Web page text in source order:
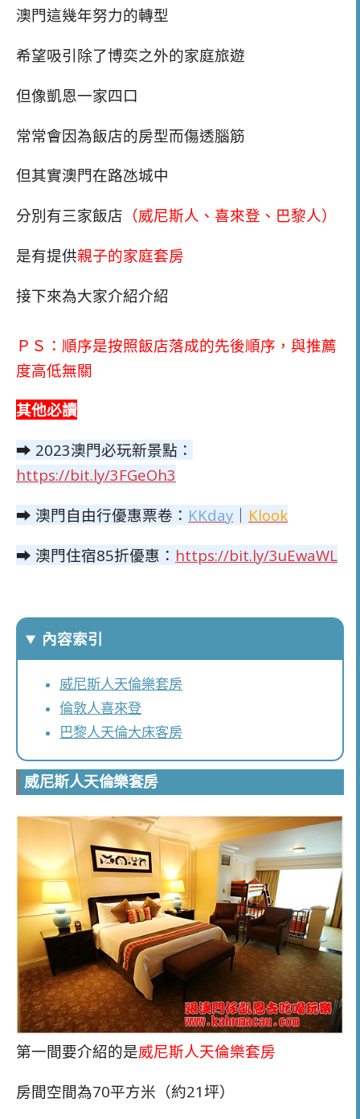
澳門這幾年努力的轉型
希望吸引除了博奕之外的家庭旅遊
但像凱恩一家四口
常常會因為飯店的房型而傷透腦筋
但其實澳門在路氹城中
分別有三家飯店 （威尼斯人 、喜來登、巴黎人）
是有提供親子的家庭套房
接下來為大家介紹介紹
ＰＳ：順序是按照飯店落成的先後順序，與推薦
度高低無關
其他必讀
➡ 2023澳門必玩新景點：
https://bit.ly/3FGeOh3
➡ 澳門自由行優惠票卷： KKday ｜ Klook
➡ 澳門住宿85折優惠： https://bit.ly/3uEwaWL
內容索引
威尼斯人天倫樂套房
倫敦人喜來登
巴黎人天倫大床客房
威尼斯人天倫樂套房
第一間要介紹的是威尼斯人天倫樂套房
房間空間為70平方米（約21坪）